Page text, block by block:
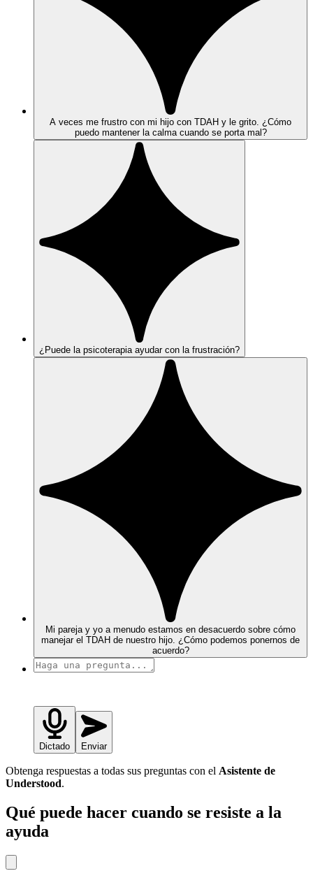
A veces me frustro con mi hijo con TDAH y le grito. ¿Cómo
puedo mantener la calma cuando se porta mal?
¿Puede la psicoterapia ayudar con la frustración?
Mi pareja y yo a menudo estamos en desacuerdo sobre cómo
manejar el TDAH de nuestro hijo. ¿Cómo podemos ponernos de
acuerdo?
Dictado Enviar
Obtenga respuestas a todas sus preguntas con el Asistente de
Understood.
Qué puede hacer cuando se resiste a la
ayuda